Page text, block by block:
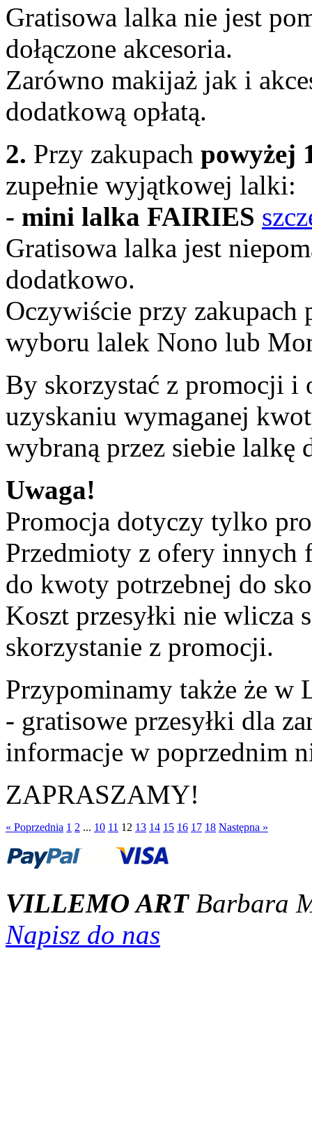
Gratisowa lalka nie jest
dołączone akcesoria.
Zarówno makijaż jak i
dodatkową opłatą.
2. Przy zakupach powyżej
zupełnie wyjątkowej lalki:
- mini lalka FAIRIES
Gratisowa lalka jest
dodatkowo.
Oczywiście przy zakupach
wyboru lalek Nono lub
By skorzystać z promocji i
uzyskaniu wymaganej
wybraną przez siebie lalkę
Uwaga!
Promocja dotyczy tylko
Przedmioty z ofery innych
do kwoty potrzebnej do
Koszt przesyłki nie wlicza
skorzystanie z promocji.
Przypominamy także że w
- gratisowe przesyłki dla
informacje w poprzednim
ZAPRASZAMY!
« Poprzednia 1 2 ... 10 11 12 13 14 15 16 17 18 Następna »
VILLEMO ARTBarbara
Napisz do nas